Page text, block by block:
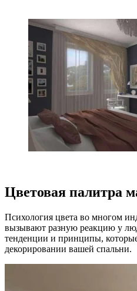
Цветовая палитра
Психология цвета во многом
вызывают разную реакцию у
тенденции и принципы,
декорировании вашей спальни.